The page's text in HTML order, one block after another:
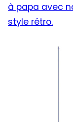
à papa avec
style rétro.